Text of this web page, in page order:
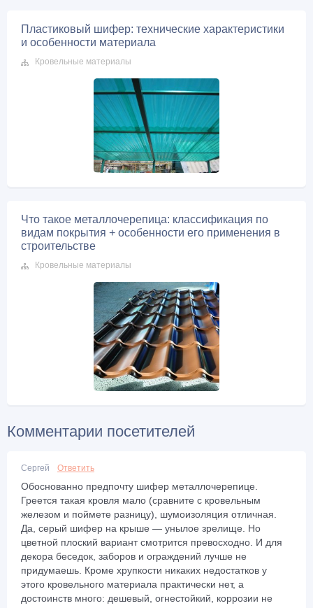
Пластиковый шифер: технические характеристики
и особенности материала
Кровельные материалы
Что такое металлочерепица: классификация по
видам покрытия + особенности его применения в
строительстве
Кровельные материалы
Комментарии посетителей
Сергей Ответить
Обоснованно предпочту шифер металлочерепице.
Греется такая кровля мало (сравните с кровельным
железом и поймете разницу), шумоизоляция отличная.
Да, серый шифер на крыше — унылое зрелище. Но
цветной плоский вариант смотрится превосходно. И для
декора беседок, заборов и ограждений лучше не
придумаешь. Кроме хрупкости никаких недостатков у
этого кровельного материала практически нет, а
достоинств много: дешевый, огнестойкий, коррозии не